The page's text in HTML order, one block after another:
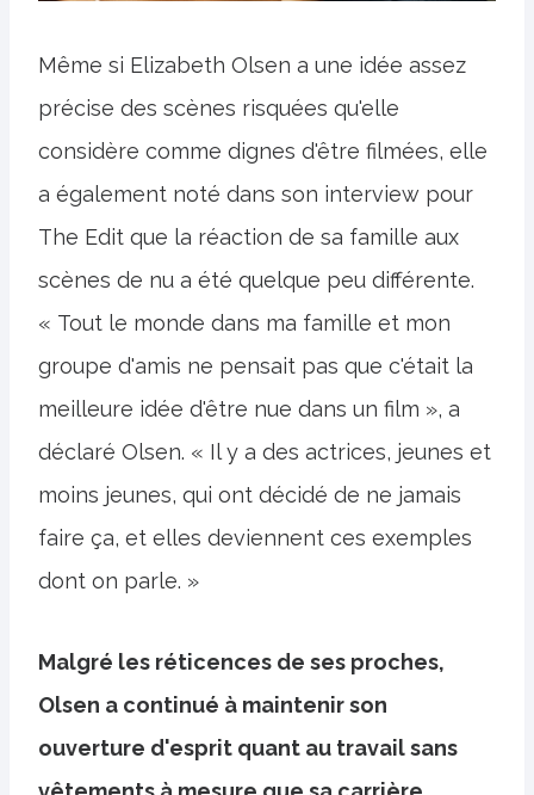
Même si Elizabeth Olsen a une idée assez
précise des scènes risquées qu'elle
considère comme dignes d'être filmées, elle
a également noté dans son interview pour
The Edit que la réaction de sa famille aux
scènes de nu a été quelque peu différente.
« Tout le monde dans ma famille et mon
groupe d'amis ne pensait pas que c'était la
meilleure idée d'être nue dans un film », a
déclaré Olsen. « Il y a des actrices, jeunes et
moins jeunes, qui ont décidé de ne jamais
faire ça, et elles deviennent ces exemples
dont on parle. »
Malgré les réticences de ses proches,
Olsen a continué à maintenir son
ouverture d'esprit quant au travail sans